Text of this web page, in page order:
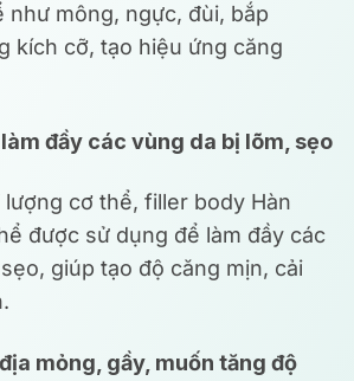
như mông, ngực, đùi, bắp
kích cỡ, tạo hiệu ứng căng
đầy các vùng da bị lõm, sẹo
cơ thể, filler body Hàn
được sử dụng để làm đầy các
giúp tạo độ căng mịn, cải
mỏng, gầy, muốn tăng độ